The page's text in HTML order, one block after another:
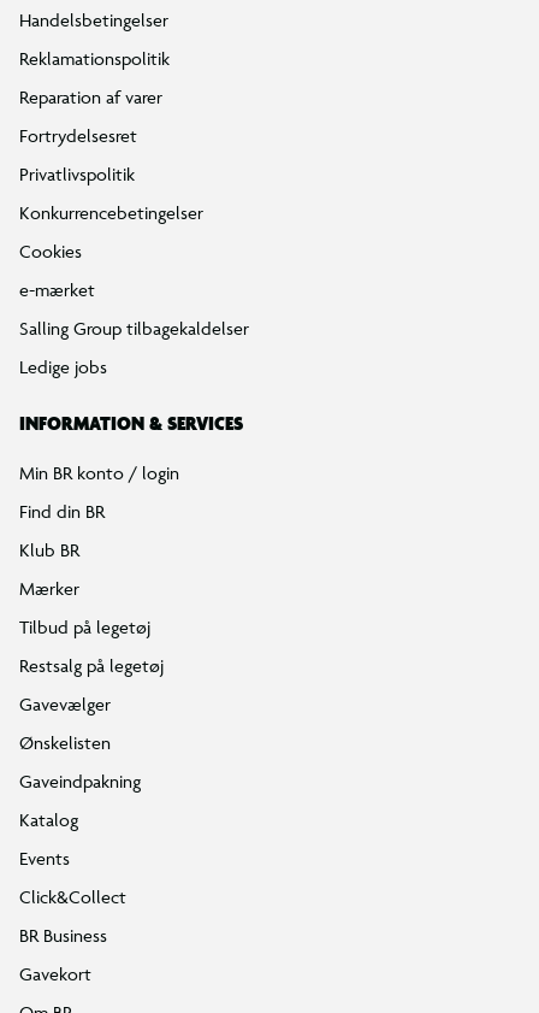
Handelsbetingelser
Reklamationspolitik
Reparation af varer
Fortrydelsesret
Privatlivspolitik
Konkurrencebetingelser
Cookies
e-mærket
Salling Group tilbagekaldelser
Ledige jobs
INFORMATION & SERVICES
Min BR konto / login
Find din BR
Klub BR
Mærker
Tilbud på legetøj
Restsalg på legetøj
Gavevælger
Ønskelisten
Gaveindpakning
Katalog
Events
Click&Collect
BR Business
Gavekort